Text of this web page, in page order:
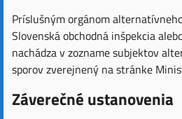
Príslušným orgánom
Slovenská obchodná inšpekcia
nachádza v zozname subjektov
sporov zverejnený na stránke
Záverečné ustanovenia